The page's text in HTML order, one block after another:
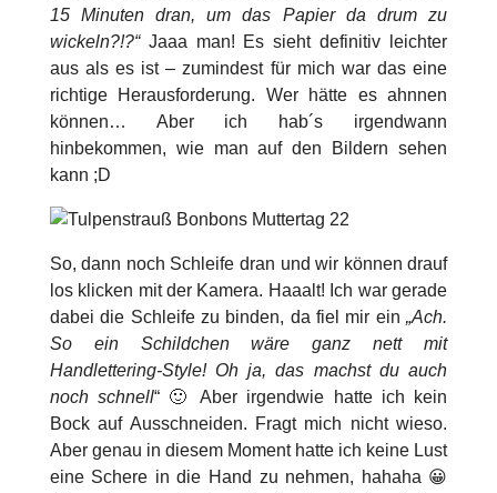
15 Minuten dran, um das Papier da drum zu
wickeln?!?“Jaaa man! Es sieht definitiv leichter
aus als es ist – zumindest für mich war das eine
richtige Herausforderung. Wer hätte es ahnnen
können… Aber ich hab´s irgendwann
hinbekommen, wie man auf den Bildern sehen
kann ;D
So, dann noch Schleife dran und wir können drauf
los klicken mit der Kamera. Haaalt! Ich war gerade
dabei die Schleife zu binden, da fiel mir ein„Ach.
So ein Schildchen wäre ganz nett mit
Handlettering-Style! Oh ja, das machst du auch
noch schnell“ 🙂 Aber irgendwie hatte ich kein
Bock auf Ausschneiden. Fragt mich nicht wieso.
Aber genau in diesem Moment hatte ich keine Lust
eine Schere in die Hand zu nehmen, hahaha 😀